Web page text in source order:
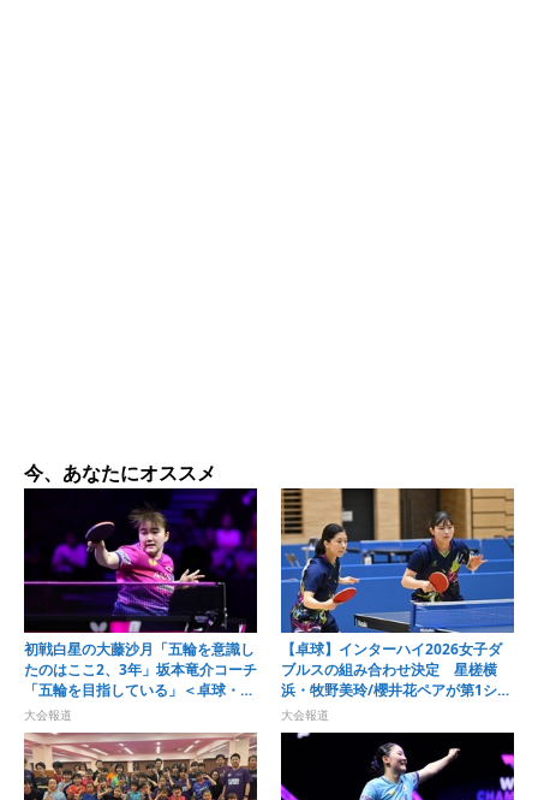
今、あなたにオススメ
初戦白星の大藤沙月「五輪を意識し
たのはここ2、3年」坂本竜介コーチ
「五輪を目指している」＜卓球・
WTTチャンピオンズ横浜2026＞
大会報道
【卓球】インターハイ2026女子ダ
ブルスの組み合わせ決定 星槎横
浜・牧野美玲/櫻井花ペアが第1シー
ドで最後の夏を迎える
大会報道